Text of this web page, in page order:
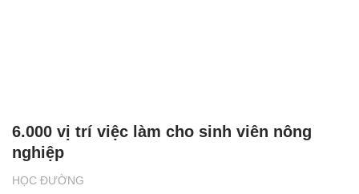
HỌC ĐƯỜNG
6.000 vị trí việc làm cho sinh viên nông
nghiệp